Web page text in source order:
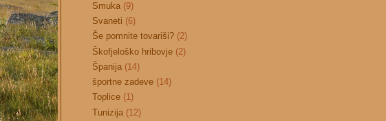
Smuka (9)
Svaneti (6)
Še pomnite tovariši? (2)
Škofjeloško hribovje (2)
Španija (14)
športne zadeve (14)
Toplice (1)
Tunizija (12)